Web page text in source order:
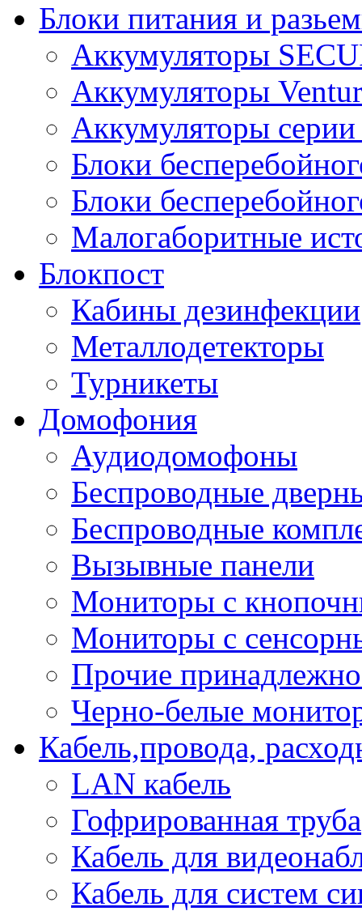
Блоки питания и
Аккумуляторы
Аккумуляторы
Аккумуляторы
Блоки
Блоки
Малогаборитные
Блокпост
Кабины дезинфекции
Металлодетекторы
Турникеты
Домофония
Аудиодомофоны
Беспроводные
Беспроводные
Вызывные панели
Мониторы с
Мониторы с
Прочие
Черно-белые
Кабель,провода,
LAN кабель
Гофрированная труба
Кабель для
Кабель для систем